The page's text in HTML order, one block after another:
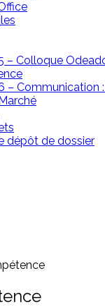
– Colloque
– Communication
dépôt de dossier